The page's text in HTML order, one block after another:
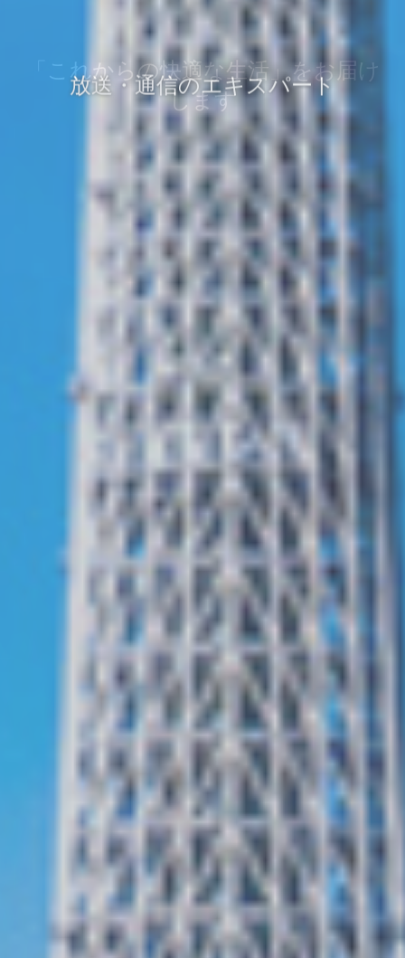
放送・通信のエキスパート